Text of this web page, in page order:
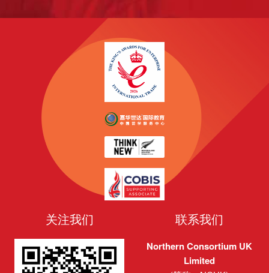
关注我们 联系我们
Northern Consortium UK
Limited